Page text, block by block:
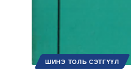
ШИНЭ ТОЛЬ СЭТГҮҮЛ